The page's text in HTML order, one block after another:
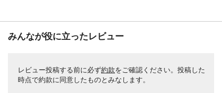
みんなが役に立ったレビュー
レビュー投稿する前に必ず約款をご確認ください。投稿した
時点で約款に同意したものとみなします。